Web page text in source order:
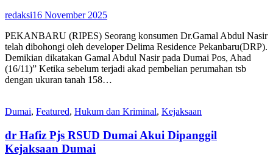
redaksi16 November 2025
PEKANBARU (RIPES) Seorang konsumen Dr.Gamal Abdul Nasir
telah dibohongi oleh developer Delima Residence Pekanbaru(DRP).
Demikian dikatakan Gamal Abdul Nasir pada Dumai Pos, Ahad
(16/11)” Ketika sebelum terjadi akad pembelian perumahan tsb
dengan ukuran tanah 158…
Dumai, Featured, Hukum dan Kriminal, Kejaksaan
dr Hafiz Pjs RSUD Dumai Akui Dipanggil
Kejaksaan Dumai